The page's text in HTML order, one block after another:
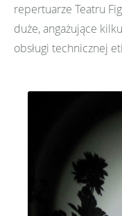
repertuarze Teatru
duże, angażujące
obsługi technicznej